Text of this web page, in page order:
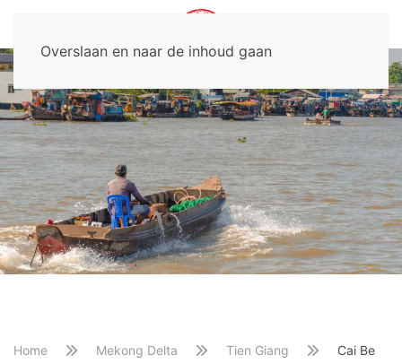
Overslaan en naar de inhoud gaan
Home Mekong Delta Tien Giang Cai Be